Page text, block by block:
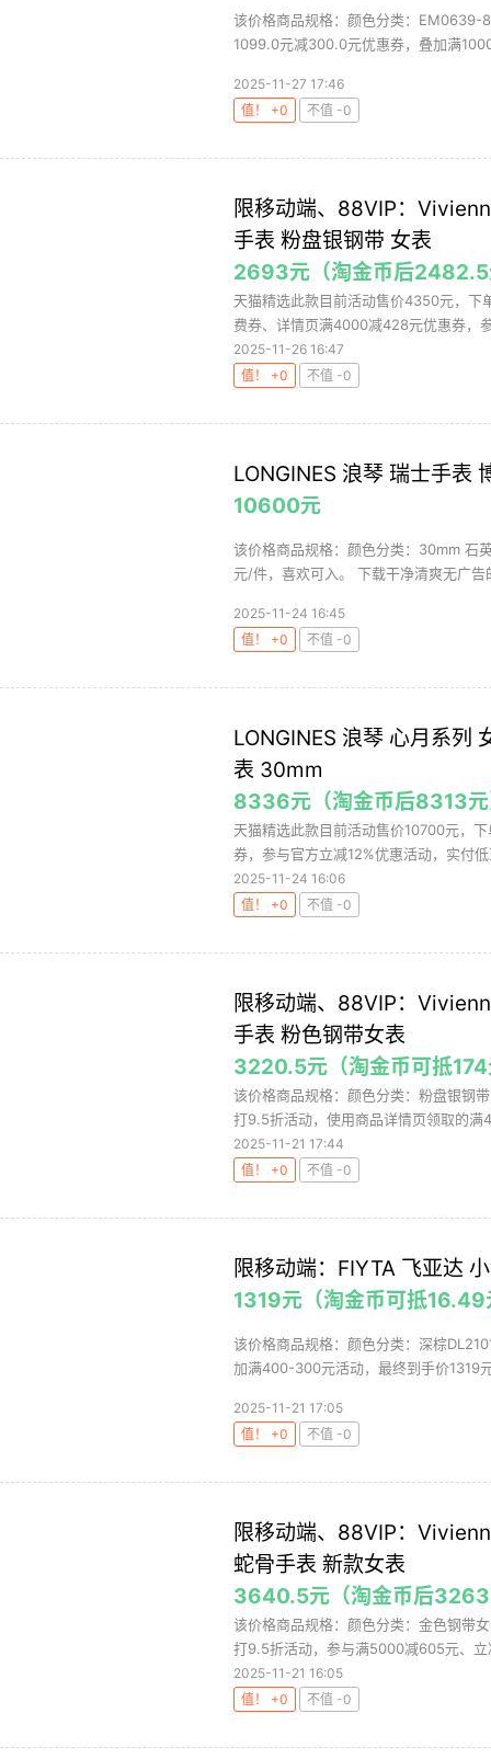
该价格商品规格：颜色分类：EM0639-
1099.0元减300.0元优惠券，叠加满
2025-11-27 17:46
值！ +0
不值 -0
限移动端、88VIP：
手表 粉盘银钢带 女表
2693元（淘金币后2482.5
天猫精选此款目前活动售价4350元，
费券、详情页满4000减428元优惠券，
2025-11-26 16:47
值！ +0
不值 -0
LONGINES 浪琴 瑞士手表
10600元
该价格商品规格：颜色分类：30mm 石
元/件，喜欢可入。 下载干净清爽无广
2025-11-24 16:45
值！ +0
不值 -0
LONGINES 浪琴 心月系列
表 30mm
8336元（淘金币后8313
天猫精选此款目前活动售价10700元，
券，参与官方立减12%优惠活动，实付
2025-11-24 16:06
值！ +0
不值 -0
限移动端、88VIP：
手表 粉色钢带女表
3220.5元（淘金币可抵
该价格商品规格：颜色分类：粉盘银钢
打9.5折活动，使用商品详情页领取的
2025-11-21 17:44
值！ +0
不值 -0
限移动端：FIYTA 飞亚达
1319元（淘金币可抵16.49
该价格商品规格：颜色分类：深棕
加满400-300元活动，最终到手价1319
2025-11-21 17:05
值！ +0
不值 -0
限移动端、88VIP：
蛇骨手表 新款女表
3640.5元（淘金币后
该价格商品规格：颜色分类：金色钢带
打9.5折活动，参与满5000减605元、
2025-11-21 16:05
值！ +0
不值 -0